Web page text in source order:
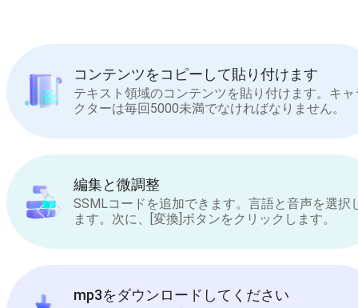
コンテンツをコピーして貼り付けます
テキスト領域のコンテンツを貼り付けます。キャ
クターは毎回5000未満でなければなりません。
編集と微調整
SSMLコードを追加できます。言語と音声を選択
ます。次に、[変換]ボタンをクリックします。
mp3をダウンロードしてください